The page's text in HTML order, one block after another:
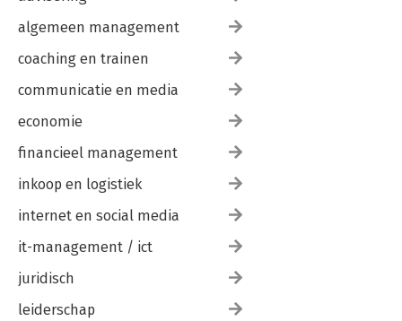
algemeen management
coaching en trainen
communicatie en media
economie
financieel management
inkoop en logistiek
internet en social media
it-management / ict
juridisch
leiderschap